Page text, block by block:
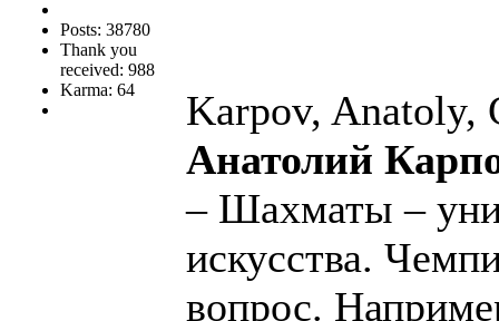
Posts: 38780
Thank you
received: 988
Karma: 64
Karpov, Anatoly,
Анатолий
– Шахматы –
искусства.
вопрос.